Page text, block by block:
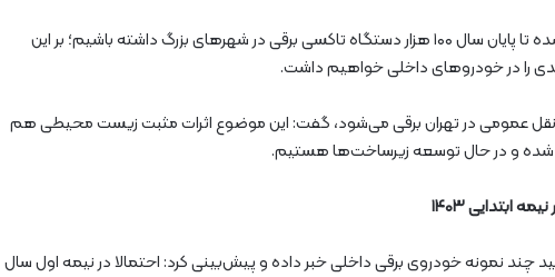
وی ابراز امیدواری کرد: در مجموع مقرر شده تا پایان سال ۱۰۰ هزار دستگاه تاکسی برقی در شهرهای بزرگ داشته باشیم؛ بر این
را در خودروهای داخلی خواهیم داشت.
عمومی در تهران برقی می‌شود، گفت: این موضوع اثرات مثبت زیست محیطی هم
شده و در حال توسعه زیرساخت‌ها هستیم.
ابتدایی ۱۴۰۳
چند نمونه خودروی برقی داخلی خبر داده و پیش‌بینی کرد: احتمالا در نیمه اول سال